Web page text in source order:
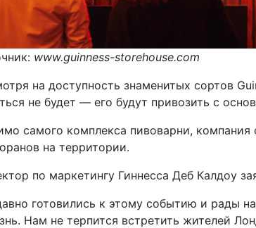
www.guinness-storehouse.com
на доступность знаменитых сортов
не будет — его будут привозить с
самого комплекса пивоварни, компания
на территории.
по маркетингу Гиннесса Деб Калдоу
готовились к этому событию и рады
Нам не терпится встретить жителей